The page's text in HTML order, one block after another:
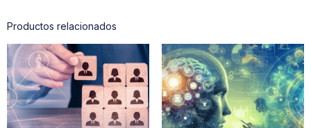
Productos relacionados